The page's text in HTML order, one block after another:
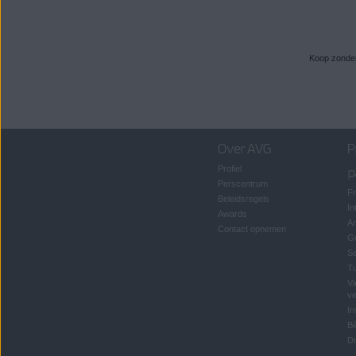
Koop
Over AVG
Profiel
Perscentrum
Beleidsregels
Awards
Contact opnemen